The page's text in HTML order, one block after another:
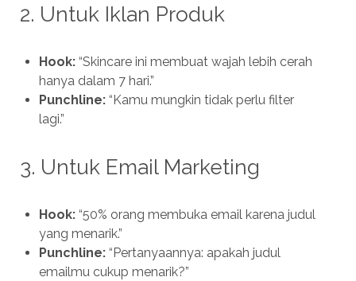
2. Untuk Iklan Produk
Hook:“Skincare ini membuat wajah lebih cerah
hanya dalam 7 hari.”
Punchline:“Kamu mungkin tidak perlu filter
lagi.”
3. Untuk Email Marketing
Hook:“50% orang membuka email karena judul
yang menarik.”
Punchline:“Pertanyaannya: apakah judul
emailmu cukup menarik?”